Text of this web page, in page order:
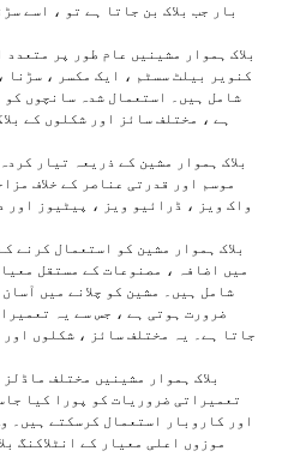
بار جب بلاک بن جاتا ہے تو ، اسے
بلاک ہموار مشینیں عام طور پر
کنویر بیلٹ سسٹم ، ایک مکسر ، سڑنا
شامل ہیں۔ استعمال شدہ سانچوں
ہے ، مختلف سائز اور شکلوں کے
بلاک ہموار مشین کے ذریعہ تیار
موسم اور قدرتی عناصر کے خلاف
واک ویز ، ڈرائیو ویز ، پیٹیوز اور
بلاک ہموار مشین کو استعمال کرنے
میں اضافہ ، مصنوعات کے مستقل
شامل ہیں۔ مشین کو چلانے میں
ضرورت ہوتی ہے ، جس سے یہ
جاتا ہے۔ یہ مختلف سائز ، شکلوں
بلاک ہموار مشینیں مختلف
تعمیراتی ضروریات کو پورا کیا
اور کاروبار استعمال کرسکتے ہیں۔